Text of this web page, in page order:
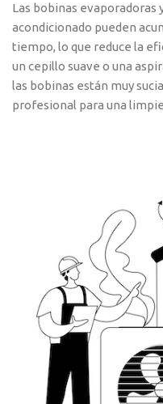
Las bobinas evaporadoras
acondicionado pueden
tiempo, lo que reduce la
un cepillo suave o una
las bobinas están muy
profesional para una